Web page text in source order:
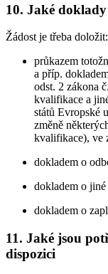
10. Jaké
Žádost je třeba doložit:
průkazem
a příp.
odst. 2 zákona
kvalifikace a
států Evropské
změně
kvalifikace), ve
dokladem o
dokladem o
dokladem o
11. Jaké jsou
dispozici